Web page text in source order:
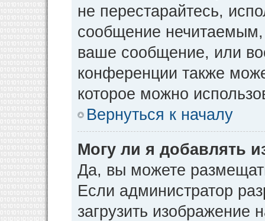
не перестарайтесь,
сообщение нечитаемым,
ваше сообщение, или
конференции также
которое можно
Вернуться к началу
Могу ли я добавлять
Да, вы можете
Если администратор
загрузить